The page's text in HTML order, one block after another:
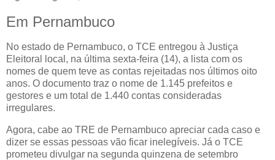
Em Pernambuco
No estado de Pernambuco, o TCE entregou à Justiça
Eleitoral local, na última sexta-feira (14), a lista com os
nomes de quem teve as contas rejeitadas nos últimos oito
anos. O documento traz o nome de 1.145 prefeitos e
gestores e um total de 1.440 contas consideradas
irregulares.
Agora, cabe ao TRE de Pernambuco apreciar cada caso e
dizer se essas pessoas vão ficar inelegíveis. Já o TCE
prometeu divulgar na segunda quinzena de setembro